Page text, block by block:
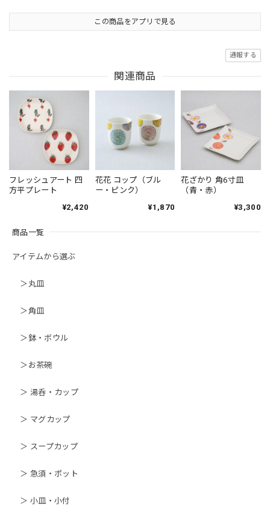
商品一覧
アイテムから選ぶ
＞丸皿
＞角皿
＞鉢・ボウル
＞お茶碗
＞ 湯呑・カップ
＞ マグカップ
＞ スープカップ
＞ 急須・ポット
＞ 小皿・小付
この商品をアプリで見る
通報する
関連商品
フレッシュアート 四
方平プレート
¥2,420
花花 コップ（ブル
ー・ピンク）
¥1,870
花ざかり 角6寸皿
（青・赤）
¥3,300